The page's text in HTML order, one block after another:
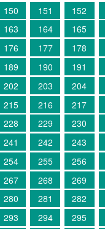
150
151 152
163
164 165
176
177 178
189
190 191
202
203 204
215
216 217
228
229 230
241
242 243
254
255 256
267
268 269
280
281 282
293
294 295